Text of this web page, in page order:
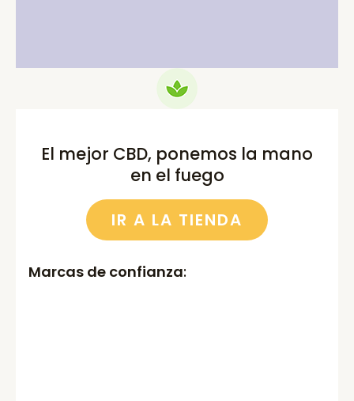
El mejor CBD, ponemos la mano
en el fuego
IR A LA TIENDA
Marcas de confianza: